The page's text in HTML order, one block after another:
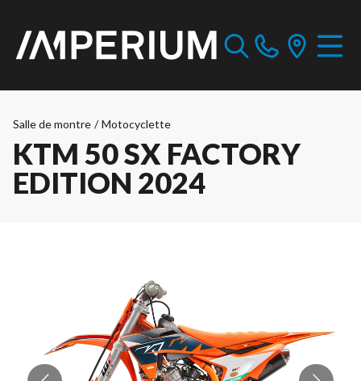
Salle de montre / Motocyclette
KTM 50 SX FACTORY
EDITION 2024